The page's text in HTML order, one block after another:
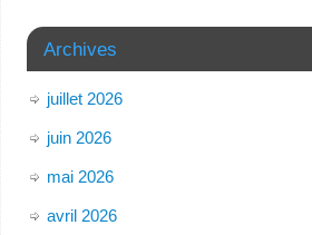
Archives
juillet 2026
juin 2026
mai 2026
avril 2026